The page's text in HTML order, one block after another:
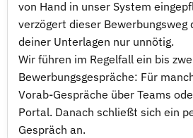
von Hand in unser System
verzögert dieser Bewerbungsweg
deiner Unterlagen nur unnötig.
Wir führen im Regelfall ein bis
Bewerbungsgespräche: Für
Vorab-Gespräche über Teams
Portal. Danach schließt sich ein
Gespräch an.